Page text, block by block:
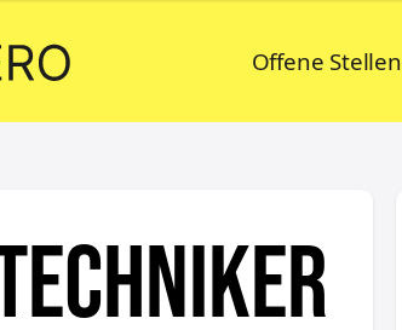
Offene Stellen